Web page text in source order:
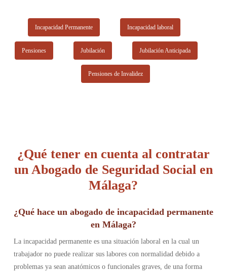
Incapacidad Permanente Incapacidad laboral
Pensiones Jubilación Jubilación Anticipada
Pensiones de Invalidez
¿Qué tener en cuenta al contratar
un Abogado de Seguridad Social en
Málaga?
¿Qué hace un abogado de incapacidad permanente
en Málaga?
La incapacidad permanente es una situación laboral en la cual un
trabajador no puede realizar sus labores con normalidad debido a
problemas ya sean anatómicos o funcionales graves, de una forma